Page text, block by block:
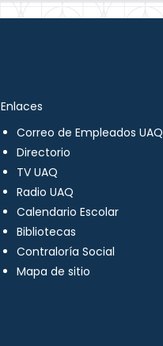
Enlaces
Correo de Empleados UAQ
Directorio
TV UAQ
Radio UAQ
Calendario Escolar
Bibliotecas
Contraloría Social
Mapa de sitio